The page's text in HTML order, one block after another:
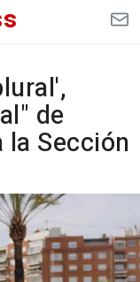
de
Sección